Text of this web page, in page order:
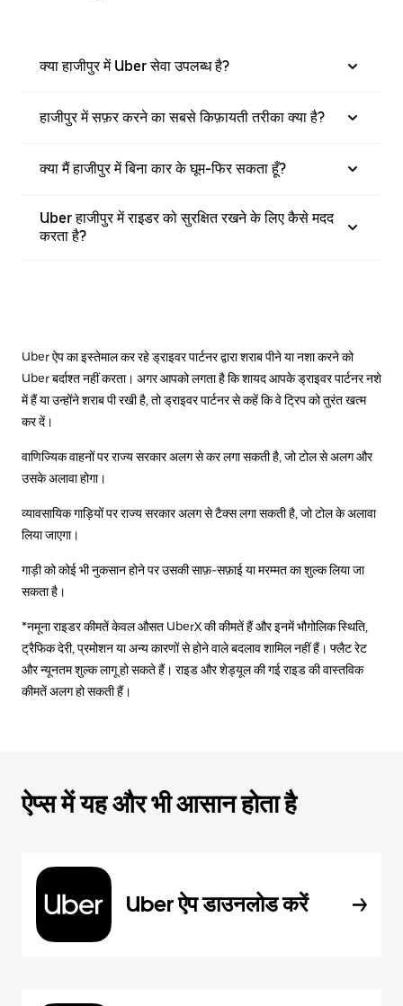
क्या हाजीपुर में Uber सेवा उपलब्ध है?
हाजीपुर में सफ़र करने का सबसे किफ़ायती तरीका क्या है?
क्या मैं हाजीपुर में बिना कार के घूम-फिर सकता हूँ?
Uber हाजीपुर में राइडर को सुरक्षित रखने के लिए कैसे मदद
करता है?
Uber ऐप का इस्तेमाल कर रहे ड्राइवर पार्टनर द्वारा शराब पीने या नशा करने को
Uber बर्दाश्त नहीं करता। अगर आपको लगता है कि शायद आपके ड्राइवर पार्टनर नशे
में हैं या उन्होंने शराब पी रखी है, तो ड्राइवर पार्टनर से कहें कि वे ट्रिप को तुरंत खत्म
कर दें।
वाणिज्यिक वाहनों पर राज्य सरकार अलग से कर लगा सकती है, जो टोल से अलग और
उसके अलावा होगा।
व्यावसायिक गाड़ियों पर राज्य सरकार अलग से टैक्स लगा सकती है, जो टोल के अलावा
लिया जाएगा।
गाड़ी को कोई भी नुकसान होने पर उसकी साफ़-सफ़ाई या मरम्मत का शुल्क लिया जा
सकता है।
*नमूना राइडर कीमतें केवल औसत UberX की कीमतें हैं और इनमें भौगोलिक स्थिति,
ट्रैफिक देरी, प्रमोशन या अन्य कारणों से होने वाले बदलाव शामिल नहीं हैं। फ्लैट रेट
और न्यूनतम शुल्क लागू हो सकते हैं। राइड और शेड्यूल की गई राइड की वास्तविक
कीमतें अलग हो सकती हैं।
ऐप्स में यह और भी आसान होता है
Uber ऐप डाउनलोड करें